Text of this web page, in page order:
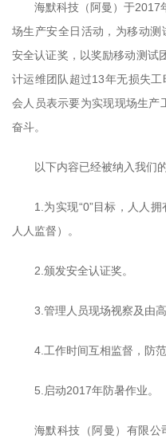
海默科技（阿曼）于2017
场生产安全日活动，为移动
安全认证奖，以奖励移动测试
计运维团队超过13年无损失
会人员表示要为实现现场生产
奋斗。
以下内容已经被纳入我们
1.为实现“0”目标，人人
人人监督）。
2.颁发安全认证奖。
3.管理人员现场视察及由
4.工作时间互相监督，防范
5.启动2017年防暑作业。
海默科技（阿曼）有限公